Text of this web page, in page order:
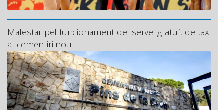
Malestar pel funcionament del servei gratuït de taxi
al cementiri nou